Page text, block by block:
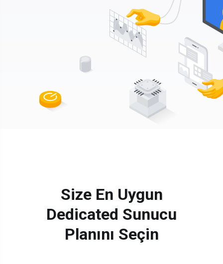
Size En Uygun
Dedicated Sunucu
Planını Seçin